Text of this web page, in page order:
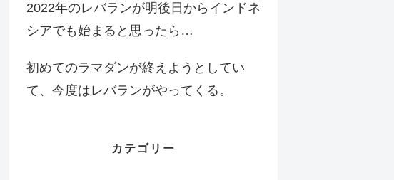
2022年のレバランが明後日からインドネ
シアでも始まると思ったら…
初めてのラマダンが終えようとしてい
て、今度はレバランがやってくる。
カテゴリー